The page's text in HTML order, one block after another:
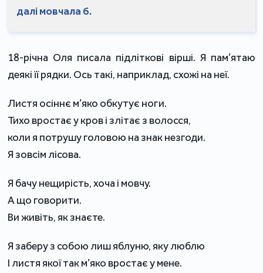
далі мовчала б.
18-річна Оля писала підліткові вірші. Я пам’ятаю
деякі її рядки. Ось такі, наприклад, схожі на неї.
Листя осіннє м’яко обкутує ноги.
Тихо вростає у кров і злітає з волосся,
коли я потрушу головою на знак незгоди.
Я зовсім лісова.
Я бачу нещирість, хоча і мовчу.
А що говорити.
Ви живіть, як знаєте.
Я заберу з собою лиш яблуню, яку люблю
І листя якої так м’яко вростає у мене.